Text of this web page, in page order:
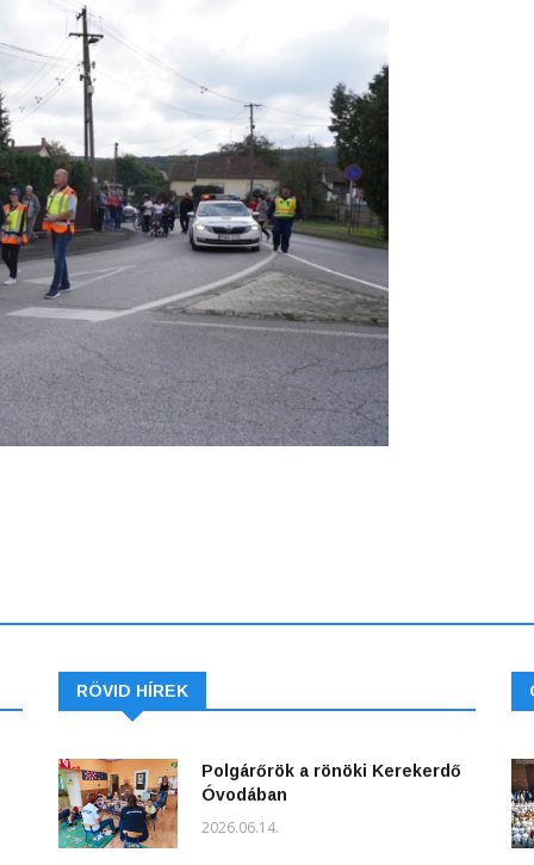
RÖVID HÍREK
Polgárőrök a rönöki Kerekerdő
Óvodában
2026.06.14.